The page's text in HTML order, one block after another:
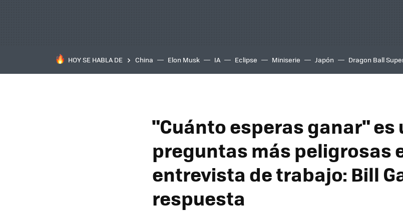
HOY SE HABLA DE China Elon Musk IA Eclipse Miniserie Japón Dragon Ball
"Cuánto esperas ganar" es
preguntas más peligrosas
entrevista de trabajo: Bill
respuesta